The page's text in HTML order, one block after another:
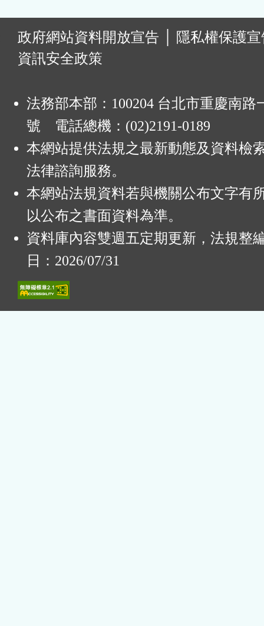
政府網站資料開放宣告
隱私權保護
資訊安全政策
法務部本部：100204 台北市重慶南路
號 電話總機：(02)2191-0189
本網站提供法規之最新動態及資料檢
法律諮詢服務。
本網站法規資料若與機關公布文字有
以公布之書面資料為準。
資料庫內容雙週五定期更新，法規整
日：2026/07/31